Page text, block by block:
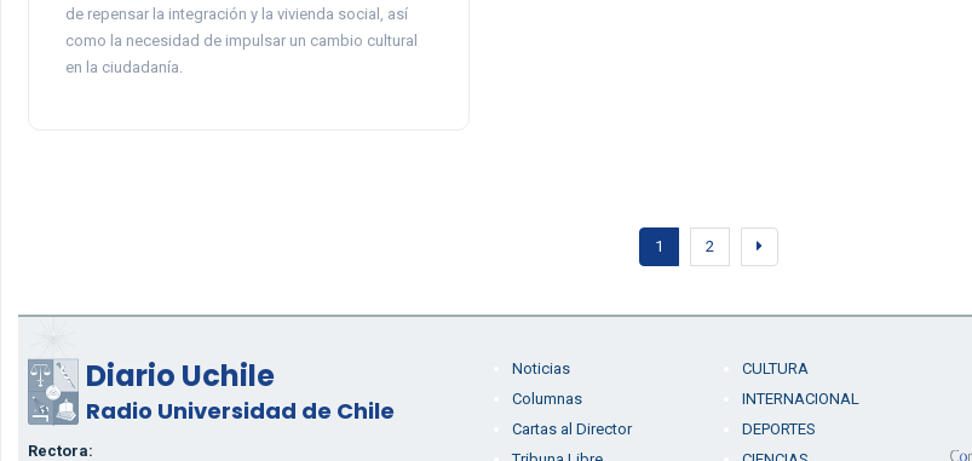
de repensar la integración y la vivienda social, así
como la necesidad de impulsar un cambio cultural
en la ciudadanía.
1 2
Diario Uchile
Radio Universidad de Chile
Rectora:
Noticias
Columnas
Cartas al Director
CULTURA
INTERNACIONAL
DEPORTES